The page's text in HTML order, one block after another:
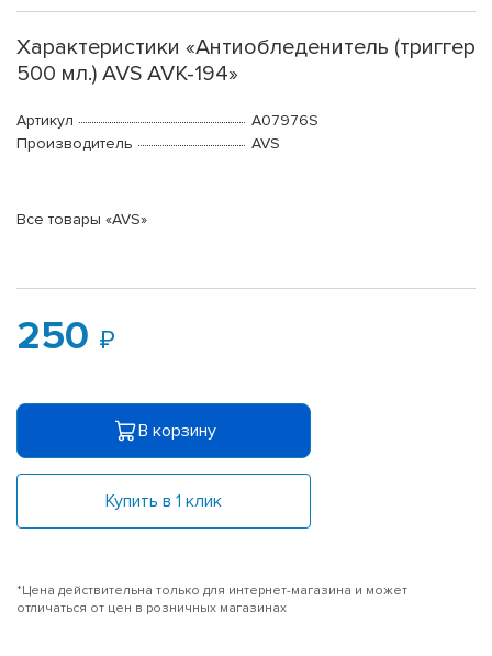
Характеристики «Антиобледенитель (триггер
500 мл.) AVS AVK-194»
Артикул
A07976S
Производитель
AVS
Все товары «AVS»
250
В корзину
Купить в 1 клик
*Цена действительна только для интернет-магазина и может
отличаться от цен в розничных магазинах